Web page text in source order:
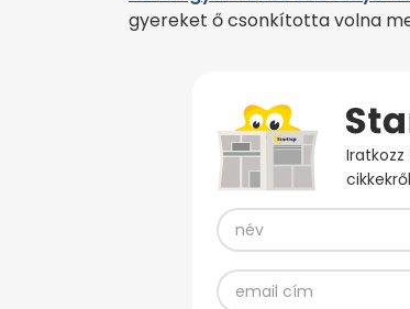
gyereket ő csonkította volna